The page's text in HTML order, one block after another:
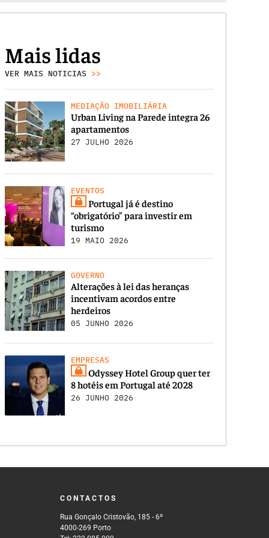
Mais lidas
VER MAIS NOTICIAS >>
MEDIAÇÃO IMOBILIÁRIA
Urban Living na Parede integra 26
apartamentos
27 JULHO 2026
EVENTOS
Portugal já é destino
“obrigatório” para investir em
turismo
19 MAIO 2026
GOVERNO
Alterações à lei das heranças
incentivam acordos entre
herdeiros
05 JUNHO 2026
EMPRESAS
Odyssey Hotel Group quer ter
8 hotéis em Portugal até 2028
26 JUNHO 2026
CONTACTOS
Rua Gonçalo Cristovão, 185 - 6º
4000-269 Porto